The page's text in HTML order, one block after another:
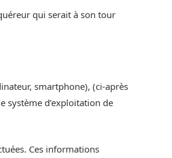
qui serait à son tour
smartphone), (ci-après
système d’exploitation de
Ces informations